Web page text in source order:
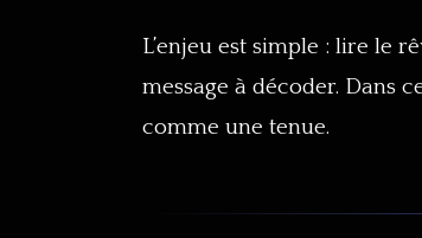
L’enjeu est simple : lire le
message à décoder. Dans
comme une tenue.